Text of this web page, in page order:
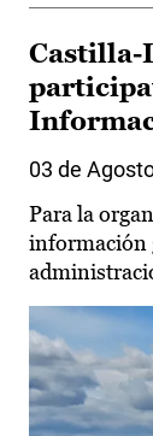
Castilla-
03 de
Para la
información